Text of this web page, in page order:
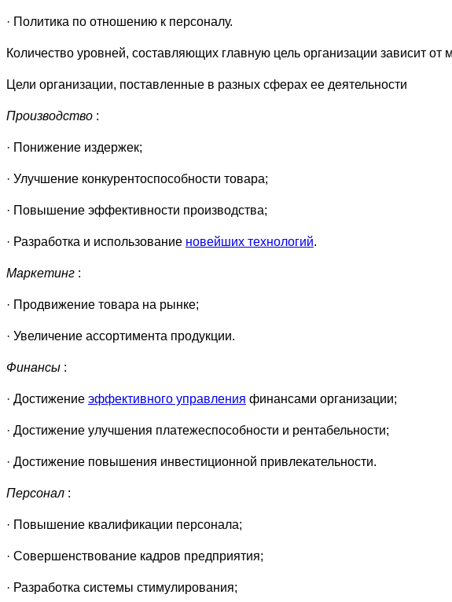
· Политика по отношению к персоналу.
Количество уровней, составляющих главную цель организации зависит
Цели организации, поставленные в разных сферах ее деятельности
Производство :
· Понижение издержек;
· Улучшение конкурентоспособности товара;
· Повышение эффективности производства;
· Разработка и использование новейших технологий.
Маркетинг :
· Продвижение товара на рынке;
· Увеличение ассортимента продукции.
Финансы :
· Достижение эффективного управления финансами организации;
· Достижение улучшения платежеспособности и рентабельности;
· Достижение повышения инвестиционной привлекательности.
Персонал :
· Повышение квалификации персонала;
· Совершенствование кадров предприятия;
· Разработка системы стимулирования;